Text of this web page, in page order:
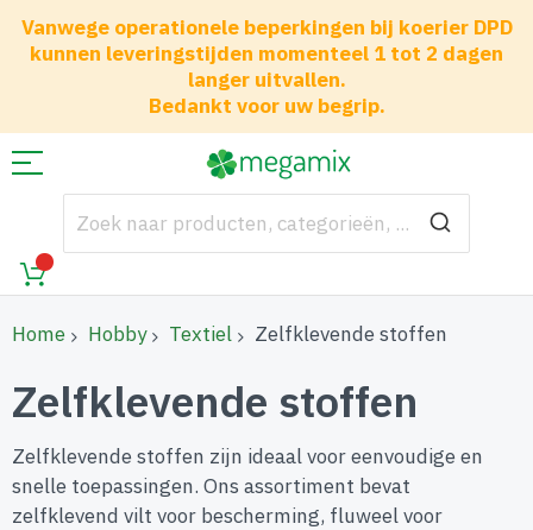
Vanwege operationele beperkingen bij koerier DPD
kunnen leveringstijden momenteel 1 tot 2 dagen
langer uitvallen.
Bedankt voor uw begrip.
Home Hobby Textiel Zelfklevende stoffen
Zelfklevende stoffen
Zelfklevende stoffen zijn ideaal voor eenvoudige en
snelle toepassingen. Ons assortiment bevat
zelfklevend vilt voor bescherming, fluweel voor